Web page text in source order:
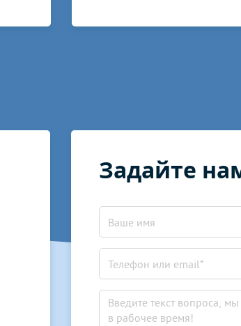
Задайте